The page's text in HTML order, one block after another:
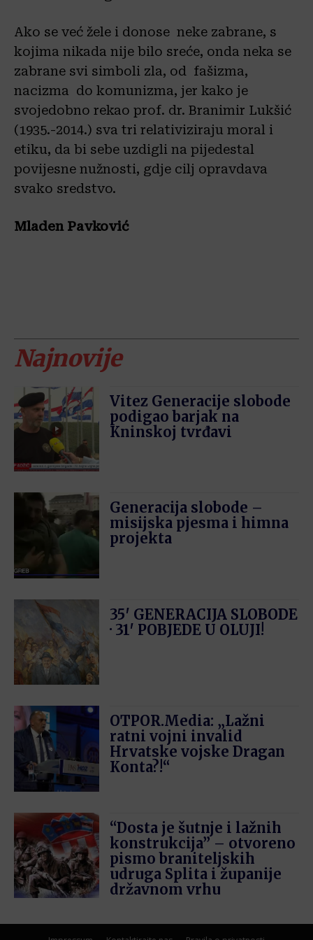
Ako se već žele i donose neke zabrane, s
kojima nikada nije bilo sreće, onda neka se
zabrane svi simboli zla, od fašizma,
nacizma do komunizma, jer kako je
svojedobno rekao prof. dr. Branimir Lukšić
(1935.-2014.) sva tri relativiziraju moral i
etiku, da bi sebe uzdigli na pijedestal
povijesne nužnosti, gdje cilj opravdava
svako sredstvo.
Mladen Pavković
Najnovije
Vitez Generacije slobode
podigao barjak na
Kninskoj tvrđavi
Generacija slobode –
misijska pjesma i himna
projekta
35′ GENERACIJA SLOBODE
· 31′ POBJEDE U OLUJI!
OTPOR.Media: „Lažni
ratni vojni invalid
Hrvatske vojske Dragan
Konta?!“
“Dosta je šutnje i lažnih
konstrukcija” – otvoreno
pismo braniteljskih
udruga Splita i županije
državnom vrhu